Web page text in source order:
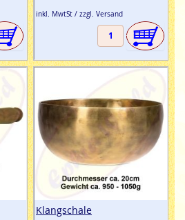
inkl. MwtSt / zzgl. Versand
Klangschale